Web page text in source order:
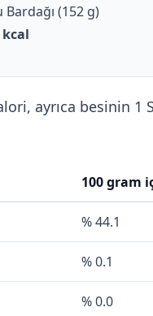
Bardağı (152 g)
kcal
ayrıca besinin 1
100 gram
% 44.1
% 0.1
% 0.0